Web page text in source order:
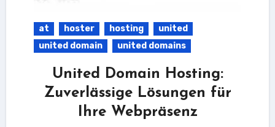
at hoster hosting
united
united domain
united domains
United Domain Hosting:
Zuverlässige Lösungen für
Ihre Webpräsenz